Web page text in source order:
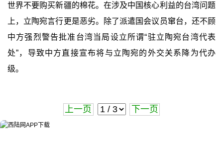
世界不要购买新疆的棉花。在涉及中国核心利益的台湾问题
上，立陶宛言行更是恶劣。除了派遣国会议员窜台，还不顾
中方强烈警告批准台湾当局设立所谓“驻立陶宛台湾代表
处”，导致中方直接宣布将与立陶宛的外交关系降为代办
级。
上一页 下一页